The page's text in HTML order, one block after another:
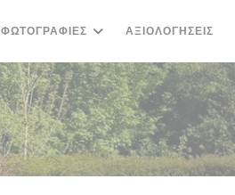
ΦΩΤΟΓΡΑΦΊΕΣ ΑΞΙΟΛΟΓΉΣΕΙΣ